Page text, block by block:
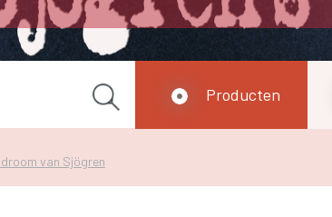
van Sjögren
Producten